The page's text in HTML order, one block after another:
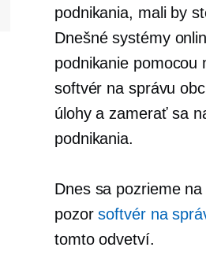
podnikania, mali by
Dnešné systémy
podnikanie pomocou
softvér na správu
úlohy a zamerať sa
podnikania.
Dnes sa pozrieme
pozorsoftvér na
tomto odvetví.